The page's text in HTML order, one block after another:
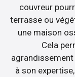
couvreur
terrasse ou
une maison
Cela
à son